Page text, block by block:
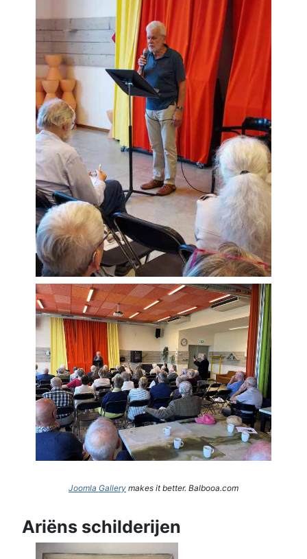
Joomla Gallery makes it better. Balbooa.com
Ariëns schilderijen